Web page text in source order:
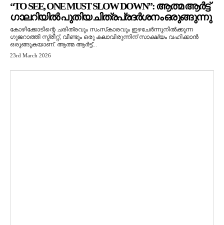
“TO SEE, ONE MUST SLOW DOWN”: ആത്മ ആർട്ട്
ഗാലറിയിൽ പുതിയ ചിത്രപ്രദർശനം ഒരുങ്ങുന്നു
കോഴിക്കോടിന്റെ ചരിത്രവും സംസ്‌കാരവും ഇഴചേർന്നുനിൽക്കുന്ന
ഗുജറാത്തി സ്ട്രീറ്റ്, വീണ്ടും ഒരു കലാവിരുന്നിന് സാക്ഷ്യം വഹിക്കാൻ
ഒരുങ്ങുകയാണ്. ആത്മ ആർട്ട്...
23rd March 2026